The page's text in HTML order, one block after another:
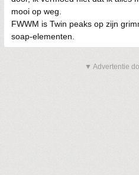
mooi op weg.
FWWM is Twin peaks op zijn
soap-elementen.
▼ Advertentie